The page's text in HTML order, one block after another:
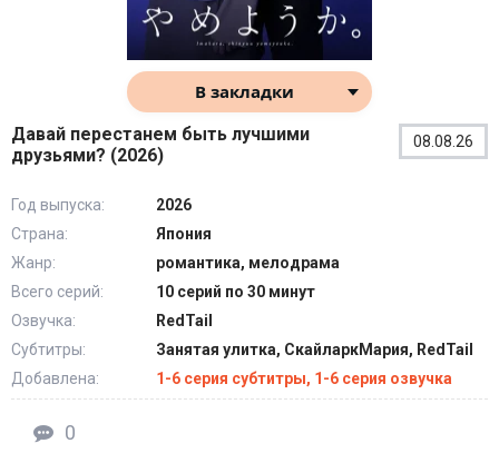
В закладки
Давай перестанем быть лучшими
друзьями? (2026)
08.08.26
Год выпуска:
2026
Страна:
Япония
Жанр:
романтика, мелодрама
Всего серий:
10 серий по 30 минут
Озвучка:
RedTail
Субтитры:
Занятая улитка, СкайларкМария, RedTail
Добавлена:
1-6 серия субтитры, 1-6 серия озвучка
0